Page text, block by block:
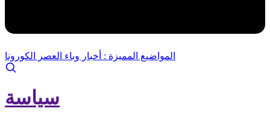
المواضيع المميزة : أخبار وباء العصر الكورونا
سياسة